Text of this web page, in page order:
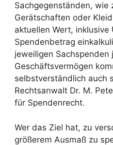
Sachgegenständen, wie
Gerätschaften oder
aktuellen Wert,
Spendenbetrag
jeweiligen Sachspenden
Geschäftsvermögen
selbstverständlich auch
Rechtsanwalt Dr. M.
für Spendenrecht.
Wer das Ziel hat, zu
größerem Ausmaß zu